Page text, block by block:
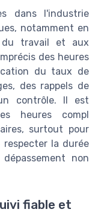
dans l'industrie
notamment en
travail et aux
des heures
du taux de
des rappels de
contrôle. Il est
heures compl
surtout pour
respecter la durée
non
fiable et